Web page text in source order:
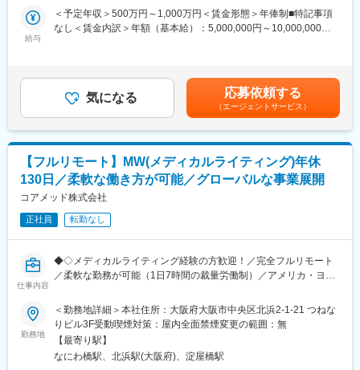
す。
（自分の業務が終わるよう業務管理を行う必要はありますが、裁
・会議や打ち合わせで必要な時は大阪・東京等へ出張（宿泊も伴
います）が発生します。
※国内出張の頻度は1~3回/年です。（海外出張はほとんどありませ
ん。）
■ワークライフバランス：
同社は、個人が最大限に能力を発揮できるよう働きやすい環境作
りに注力しております。男女問わず在宅勤務が可能です。また、
女性社員も多く、産休・育休取得実績も豊富で9割以上の復職率を
誇っており、長期就業が可能な環境・福利厚生が整っています。
略策定を支援するポジションです。
・規制当局（PMDA等）との面談対応・折衝への参画
・治験相談戦略の立案および関連資料の作成
連携しながら分担して推進します。
・戦略立案から規制対応まで一貫して関わることで、臨床開発全
体を俯瞰した視点を身につけることが可能です。
■教育体制：
通常医薬品メーカー出身が会員である関西医薬協会に、当社は会
員として登録しています。業界関連のセミナーにも参加すること
ができ、メーカーと同じレベルの業界知識とマーケット感をアッ
プデートできる環境です。
◎完全在宅勤務のため、拠点（東京・大阪）の近くにお住まいで
なくてもご就業いただけます。
◎お昼休みの時間帯も自由なので、例えばお子様がおられる方の
場合、お子様の通院やご都合に合わせて業務時間を調整できま
給与
＜予定年収＞500万円～1,000万円＜賃金形態＞年俸制■特記事項
なし＜賃金内訳＞年額（基本給）：5,000,000円～10,000,000円
安の金額であり、選考を通じて上下する可能性があります。月給
(月額)は固定手当を含めた表記です。
気になる 応募依頼する
（エージェントサービス）
【フルリモート】MW(メディカルライティング)年休
130日／柔軟な働き方が可能／グローバルな事業展開
コアメッド株式会社
正社員 転勤なし
仕事内容
◆◇メディカルライティング経験の方歓迎！／完全フルリモート
／柔軟な勤務が可能（1日7時間の裁量労働制）／アメリカ・ヨー
ティング会社◆◇
■業務概要：
治験相談用資料や試験総括報告書、承認申請資料（CTDなど）の
作成を中心に、医薬品開発における各種ドキュメント作成業務
勤務地
＜勤務地詳細＞本社住所：大阪府大阪市中央区北浜2-1-21 つねな
りビル3F受動喫煙対策：屋内全面禁煙変更の範囲：無
【最寄り駅】
なにわ橋駅、北浜駅(大阪府)、淀屋橋駅